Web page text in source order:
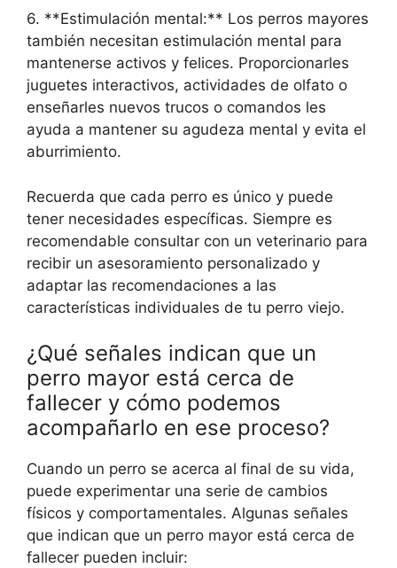
6. **Estimulación mental:** Los perros mayores
también necesitan estimulación mental para
mantenerse activos y felices. Proporcionarles
juguetes interactivos, actividades de olfato o
enseñarles nuevos trucos o comandos les
ayuda a mantener su agudeza mental y evita el
aburrimiento.
Recuerda que cada perro es único y puede
tener necesidades específicas. Siempre es
recomendable consultar con un veterinario para
recibir un asesoramiento personalizado y
adaptar las recomendaciones a las
características individuales de tu perro viejo.
¿Qué señales indican que un
perro mayor está cerca de
fallecer y cómo podemos
acompañarlo en ese proceso?
Cuando un perro se acerca al final de su vida,
puede experimentar una serie de cambios
físicos y comportamentales. Algunas señales
que indican que un perro mayor está cerca de
fallecer pueden incluir: